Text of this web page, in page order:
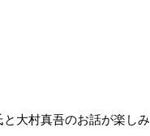
大村真吾のお話が楽しみ